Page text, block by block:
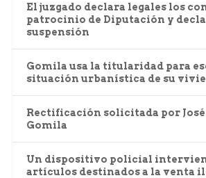
El juzgado declara legales los
patrocinio de Diputación y
suspensión
Gomila usa la titularidad para
situación urbanística de su
Rectificación solicitada por
Gomila
Un dispositivo policial
artículos destinados a la venta